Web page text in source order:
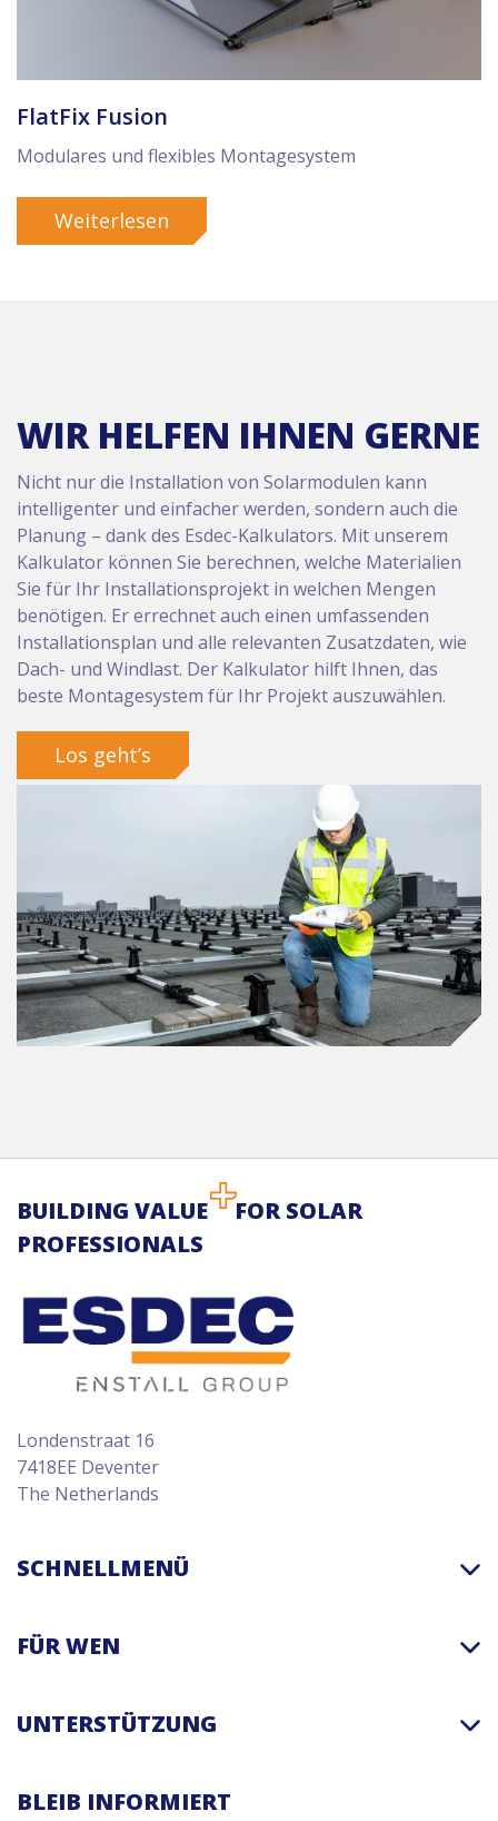
FlatFix Fusion
Modulares und flexibles Montagesystem
Weiterlesen
WIR HELFEN IHNEN GERNE
Nicht nur die Installation von Solarmodulen kann
intelligenter und einfacher werden, sondern auch die
Planung – dank des Esdec-Kalkulators. Mit unserem
Kalkulator können Sie berechnen, welche Materialien
Sie für Ihr Installationsprojekt in welchen Mengen
benötigen. Er errechnet auch einen umfassenden
Installationsplan und alle relevanten Zusatzdaten, wie
Dach- und Windlast. Der Kalkulator hilft Ihnen, das
beste Montagesystem für Ihr Projekt auszuwählen.
Los geht’s
BUILDING VALUE
FOR SOLAR
PROFESSIONALS
Londenstraat 16
7418EE Deventer
The Netherlands
SCHNELLMENÜ
FÜR WEN
UNTERSTÜTZUNG
BLEIB INFORMIERT